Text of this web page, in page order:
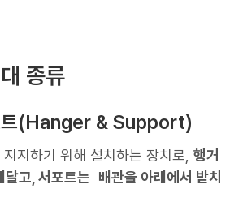
종류
트(Hanger & Support)
지하기 위해 설치하는 장치로, 행거
달고, 서포트는 배관을 아래에서 받치